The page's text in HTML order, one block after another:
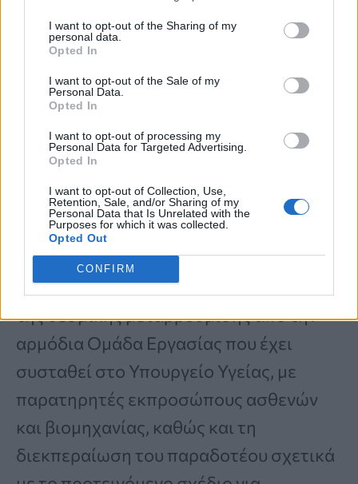
I want to opt-out of the Sharing of my
personal data.
Opted In
I want to opt-out of the Sale of my
Personal Data.
Opted In
I want to opt-out of processing my
Personal Data for Targeted Advertising.
Opted In
I want to opt-out of Collection, Use,
Retention, Sale, and/or Sharing of my
Personal Data that Is Unrelated with the
Purposes for which it was collected.
Opted Out
CONFIRM
προσπάθειας, βασισμένης στην ενεργό
συμμετοχή όλων των εμπλεκόμενων
φορέων, και ευχαρίστησε τον ΠΟΥ, την
Ευρωπαϊκή Επιτροπή, τους ομότιμους
συμμετέχοντες για τη συμβολή τους
Η εκδήλωση ολοκληρώθηκε με
συζήτηση επί των επόμενων βημάτων,
που περιλαμβάνουν την ολοκλήρωση
της θεσμικής μεταρρύθμισης από την
αρμόδια Ομάδα Εργασίας που έχει
συσταθεί στο Υπουργείο Υγείας, με
παρατηρητές εκπροσώπους ασθενών
και βιομηχανίας, καθώς και τη
διεκπεραίωση του παραδοτέου σχετικά